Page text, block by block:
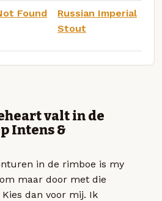
Found
Russian Imperial
Stout
valt in de
Intens &
in de rimboe is my
maar door met die
dan voor mij. Ik